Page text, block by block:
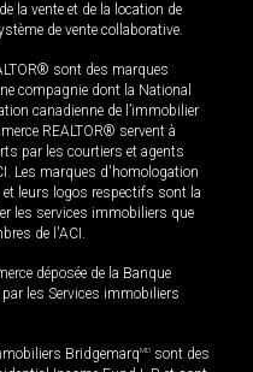
la vente et de la location de
de vente collaborative.
sont des marques
compagnie dont la National
canadienne de l’immobilier
REALTOR® servent à
par les courtiers et agents
Les marques d'homologation
leurs logos respectifs sont la
les services immobiliers que
de l'ACI.
déposée de la Banque
les Services immobiliers
BridgemarqMD sont des